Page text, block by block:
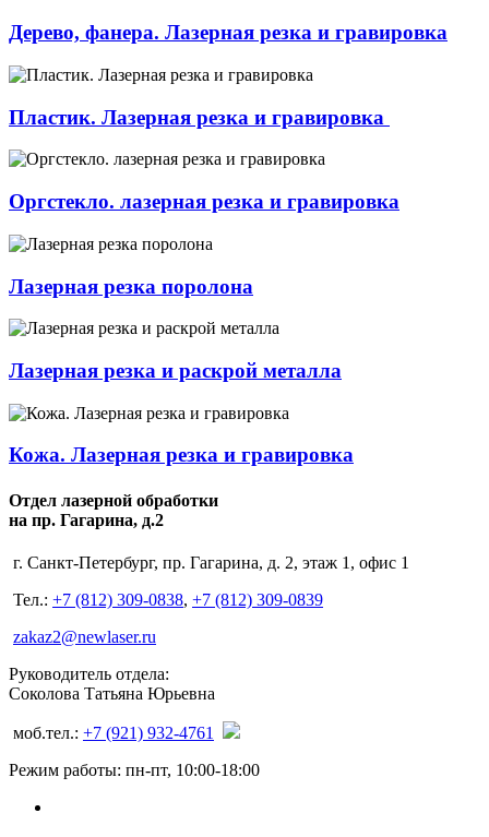
Дерево, фанера. Лазерная резка и гравировка
Пластик. Лазерная резка и гравировка
Оргстекло. лазерная резка и гравировка
Лазерная резка поролона
Лазерная резка и раскрой металла
Кожа. Лазерная резка и гравировка
Отдел лазерной обработки
на пр. Гагарина, д.2
г. Санкт-Петербург, пр. Гагарина, д. 2, этаж 1, офис 1
Тел.: +7 (812) 309-0838, +7 (812) 309-0839
zakaz2@newlaser.ru
Руководитель отдела:
Соколова Татьяна Юрьевна
моб.тел.: +7 (921) 932-4761
Режим работы: пн-пт, 10:00-18:00